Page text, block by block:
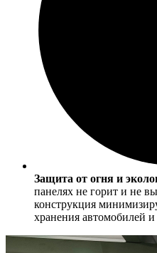
Защита от огня и
панелях не горит и не
конструкция
хранения автомобилей